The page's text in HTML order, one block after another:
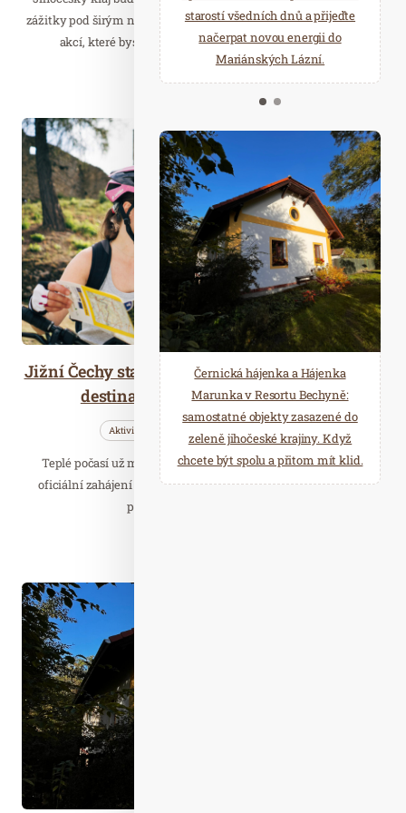
zážitky pod širým nebem. Přinášíme výběr těch nejzajímavějších
akcí, které byste si letos rozhodně neměli nechat ujít.
Číst celý článek
Jižní Čechy startují cyklosezonu 2026 – ideální
destinace pro aktivní dovolenou
Aktivity
Teplé počasí už mnohé cyklisty nalákalo na první vyjížďky,
oficiální zahájení cyklistické sezony v Jihočeském kraji však
připadá na sobotu 9. května.
2026
starostí všedních dnů a přijeďte
načerpat novou energii do
Mariánských Lázní.
relaxace v oáze klidu a pohody.
Několik druhů saun a různé
možnosti ochlazení.
Černická hájenka a Hájenka
Marunka v Resortu Bechyně:
samostatné objekty zasazené do
zeleně jihočeské krajiny. Když
chcete být spolu a přitom mít klid.